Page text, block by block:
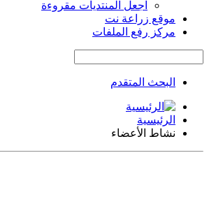
اجعل المنتديات مقروءة
موقع زراعة نت
مركز رفع الملفات
البحث المتقدم
الرئيسية
نشاط الأعضاء